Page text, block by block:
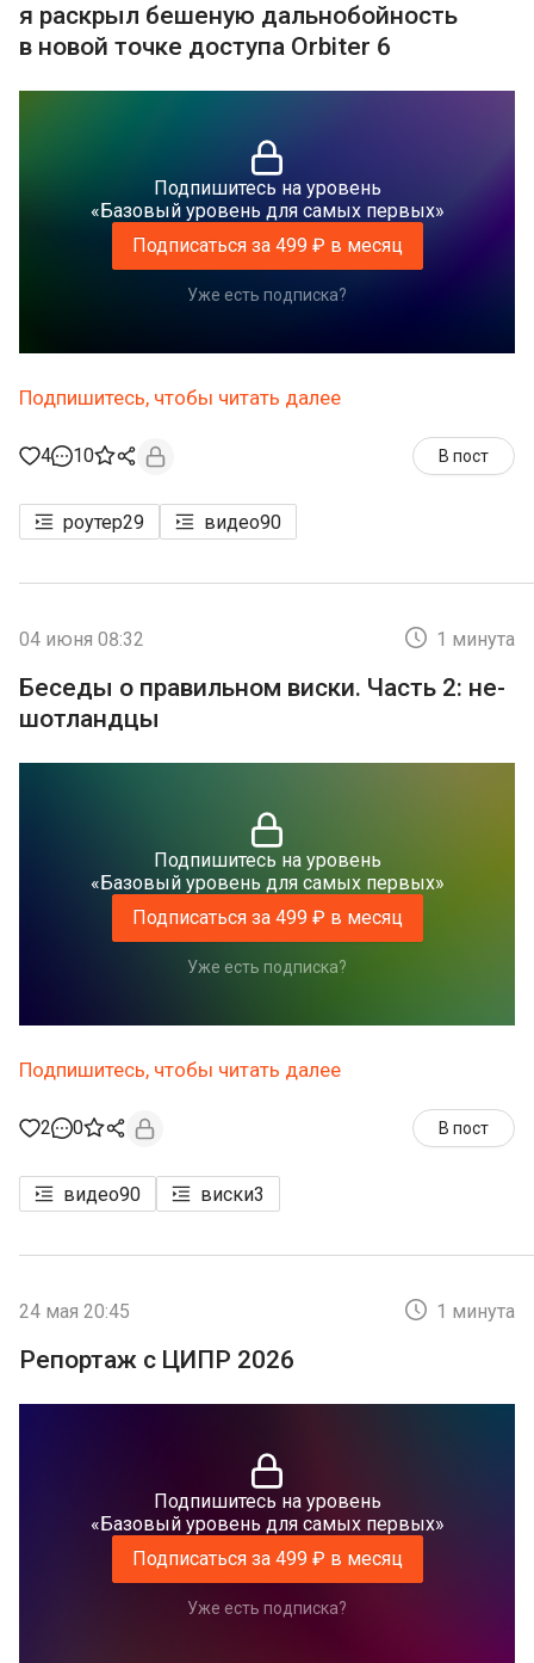
я раскрыл бешеную дальнобойность
в новой точке доступа Orbiter 6
Подпишитесь на уровень
«Базовый уровень для самых первых»
Подписаться за 499 ₽ в месяц
Уже есть подписка?
Подпишитесь, чтобы читать далее
4 10 В пост
роутер29 видео90
04 июня 08:32 1 минута
Беседы о правильном виски. Часть 2: не-
шотландцы
Подпишитесь на уровень
«Базовый уровень для самых первых»
Подписаться за 499 ₽ в месяц
Уже есть подписка?
Подпишитесь, чтобы читать далее
2 0 В пост
видео90 виски3
24 мая 20:45 1 минута
Репортаж с ЦИПР 2026
Подпишитесь на уровень
«Базовый уровень для самых первых»
Подписаться за 499 ₽ в месяц
Уже есть подписка?